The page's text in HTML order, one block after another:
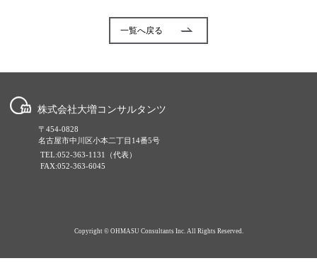
一覧へ戻る
株式会社大増コンサルタンツ
〒454-0828
名古屋市中川区小本二丁目14番5号
TEL:052-363-1131（代表）
FAX:052-363-6045
Copyright © OHMASU Consultants Inc. All Rights Reserved.